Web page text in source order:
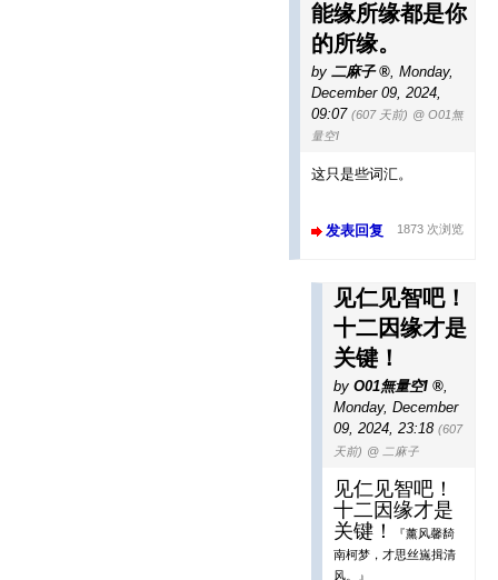
能缘所缘都是你
的所缘。
by 二麻子 , Monday,
December 09, 2024,
09:07 (607 天前) @ O01無
量空I
这只是些词汇。
发表回复 1873 次浏览
见仁见智吧！
十二因缘才是
关键！
by O01無量空I
Monday, December
09, 2024, 23:18 (607
天前) @ 二麻子
见仁见智吧！
十二因缘才是
关键！
『薰风馨䭲
南柯梦，才思丝崺揖清
风。』